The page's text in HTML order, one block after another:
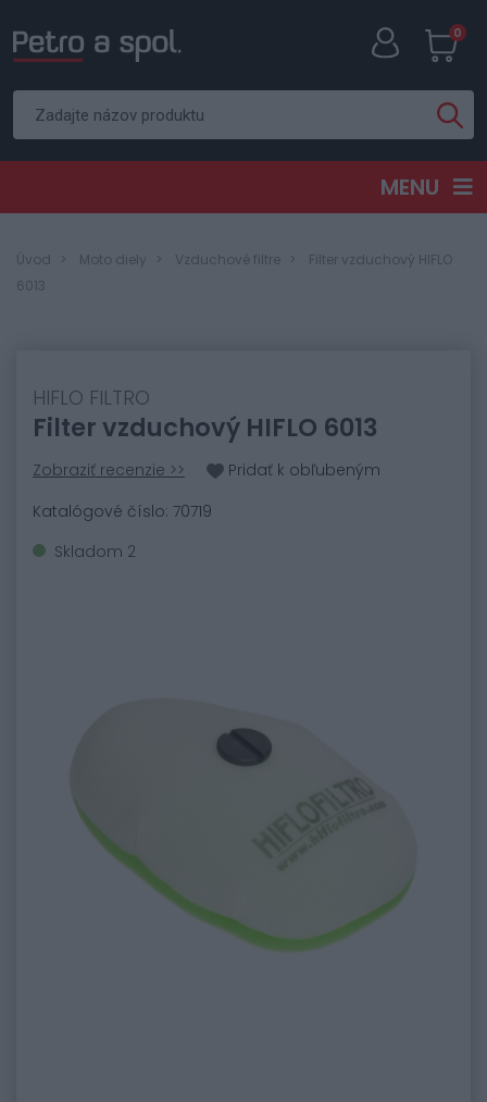
0
MENU
Úvod Moto diely Vzduchové filtre
Filter vzduchový HIFLO
6013
HIFLO FILTRO
Filter vzduchový HIFLO 6013
Zobraziť recenzie >>
Pridať k obľubeným
Katalógové číslo: 70719
Skladom 2